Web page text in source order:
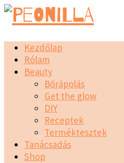
Kezdőlap
Rólam
Beauty
Bőrápolás
Get the glow
DIY
Receptek
Terméktesztek
Tanácsadás
Shop